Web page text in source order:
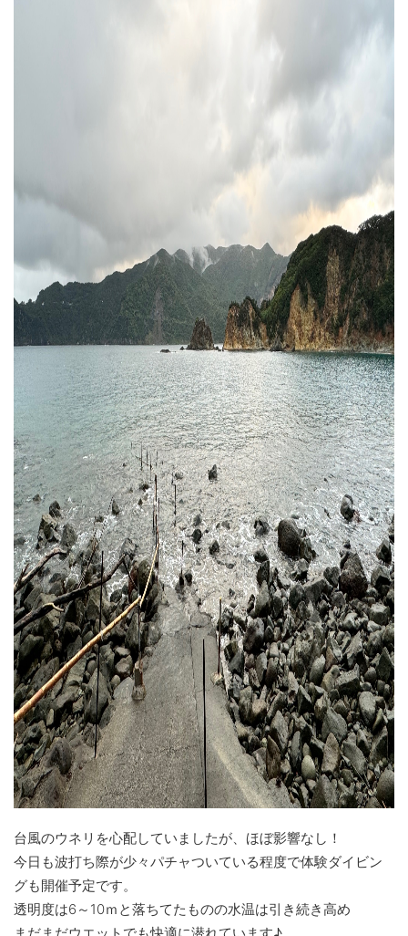
台風のウネリを心配していましたが、ほぼ影響なし！
今日も波打ち際が少々パチャついている程度で体験ダイビン
グも開催予定です。
透明度は6～10ｍと落ちてたものの水温は引き続き高め